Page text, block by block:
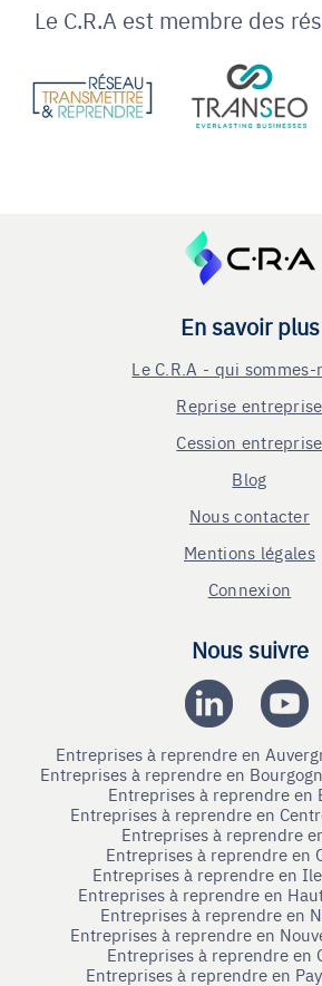
Le C.R.A est membre des
En savoir plus
Le C.R.A - qui sommes-
Reprise entreprise
Cession entreprise
Blog
Nous contacter
Mentions légales
Connexion
Nous suivre
Entreprises à reprendre en
Entreprises à reprendre en
Entreprises à reprendre en
Entreprises à reprendre en
Entreprises à reprendre
Entreprises à reprendre en
Entreprises à reprendre en
Entreprises à reprendre en
Entreprises à reprendre en
Entreprises à reprendre en
Entreprises à reprendre en
Entreprises à reprendre en